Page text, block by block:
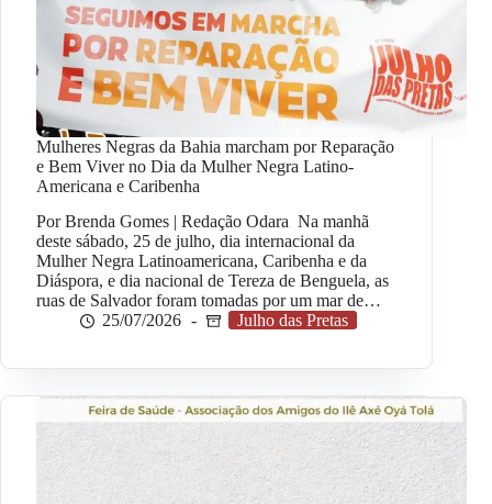
Mulheres Negras da Bahia marcham por Reparação
e Bem Viver no Dia da Mulher Negra Latino-
Americana e Caribenha
Por Brenda Gomes | Redação Odara Na manhã
deste sábado, 25 de julho, dia internacional da
Mulher Negra Latinoamericana, Caribenha e da
Diáspora, e dia nacional de Tereza de Benguela, as
ruas de Salvador foram tomadas por um mar de…
25/07/2026
Julho das Pretas